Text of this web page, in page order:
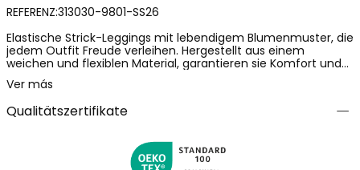
REFERENZ:313030-9801-SS26
Elastische Strick-Leggings mit lebendigem Blumenmuster, die
jedem Outfit Freude verleihen. Hergestellt aus einem
weichen und flexiblen Material, garantieren sie Komfort und
Bewegungsfreiheit, ideal für den täglichen Gebrauch.
Erhältlich in Größen von 12 Monaten bis 10 Jahren, bieten sie
eine vielseitige Option für Mädchen unterschiedlichen Alters.
Das farbenfrohe Design erleichtert das Kombinieren mit T-
ausgewogenen und lustigen Look.
Ver más
Qualitätszertifikate